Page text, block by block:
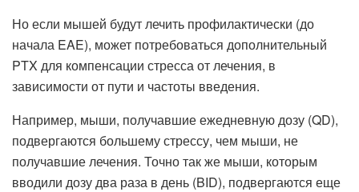
Но если мышей будут лечить профилактически (до
начала EAE), может потребоваться дополнительный
PTX для компенсации стресса от лечения, в
зависимости от пути и частоты введения.
Например, мыши, получавшие ежедневную дозу (QD),
подвергаются большему стрессу, чем мыши, не
получавшие лечения. Точно так же мыши, которым
вводили дозу два раза в день (BID), подвергаются еще